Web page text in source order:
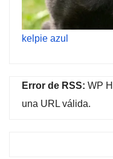
kelpie azul
Error de RSS: WP
una URL válida.